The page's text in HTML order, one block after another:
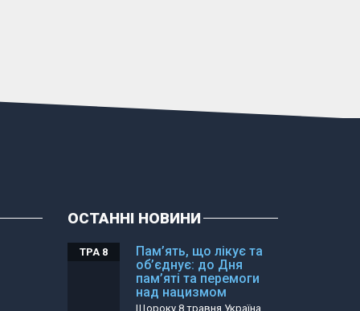
ОСТАННІ НОВИНИ
Пам’ять, що лікує та
об’єднує: до Дня
пам’яті та перемоги
над нацизмом
ТРА 8
Щороку 8 травня Україна